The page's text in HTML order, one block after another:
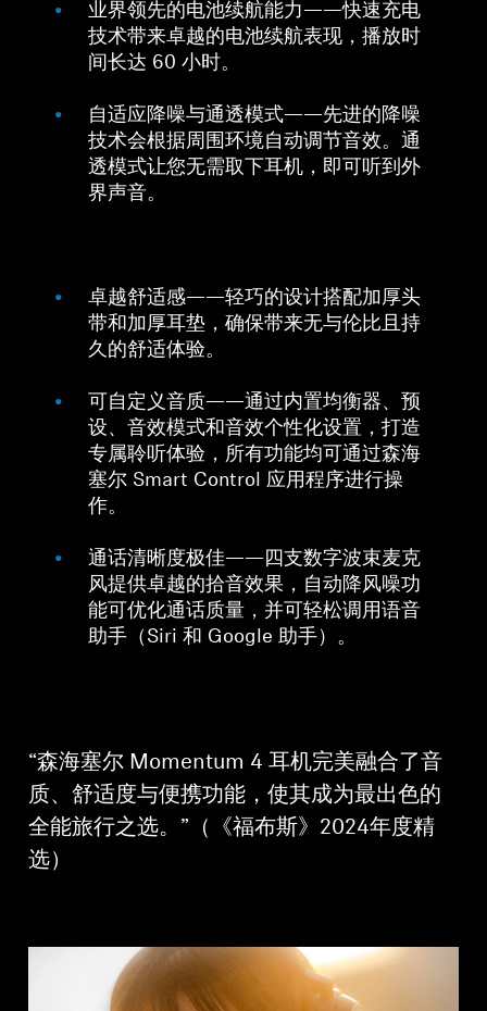
业界领先的电池续航能力——快速充电
技术带来卓越的电池续航表现，播放时
间长达 60 小时。
自适应降噪与通透模式——先进的降噪
技术会根据周围环境自动调节音效。通
透模式让您无需取下耳机，即可听到外
界声音。
卓越舒适感——轻巧的设计搭配加厚头
带和加厚耳垫，确保带来无与伦比且持
久的舒适体验。
可自定义音质——通过内置均衡器、预
设、音效模式和音效个性化设置，打造
专属聆听体验，所有功能均可通过森海
塞尔 Smart Control 应用程序进行操
作。
通话清晰度极佳——四支数字波束麦克
风提供卓越的拾音效果，自动降风噪功
能可优化通话质量，并可轻松调用语音
助手（Siri 和 Google 助手）。
“森海塞尔 Momentum 4 耳机完美融合了音
质、舒适度与便携功能，使其成为最出色的
全能旅行之选。”（《福布斯》2024年度精
选）